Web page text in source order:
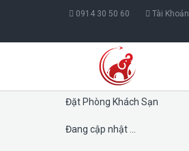
0914 30 50 60 Tài
Đặt Phòng Khách Sạn
Đang cập nhật ...